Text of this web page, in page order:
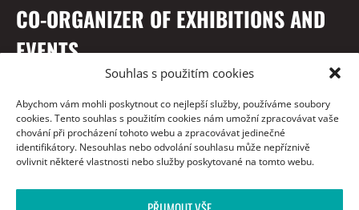
Souhlas s použitím cookies
Abychom vám mohli poskytnout co nejlepší služby, používáme soubory
cookies. Tento souhlas s použitím cookies nám umožní zpracovávat vaše
chování při procházení tohoto webu a zpracovávat jedinečné
identifikátory. Nesouhlas nebo odvolání souhlasu může nepříznivě
ovlivnit některé vlastnosti nebo služby poskytované na tomto webu.
CO-ORGANIZER OF EXHIBITIONS AND
EVENTS